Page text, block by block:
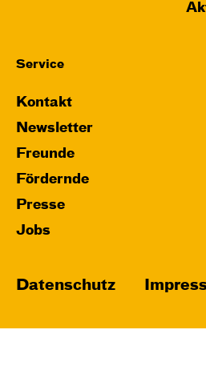
Service
Kontakt
Newsletter
Freunde
Fördernde
Presse
Jobs
Datenschutz